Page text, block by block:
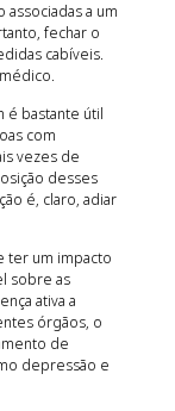
a um
fechar o
cabíveis.
é bastante útil
com
vezes de
desses
é, claro, adiar
ter um impacto
sobre as
ativa a
órgãos, o
de
depressão e